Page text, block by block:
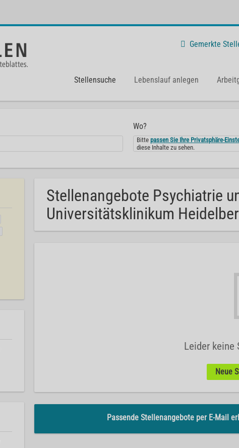
Gemerkte
Stellensuche Lebenslauf anlegen
Wo?
Bittepassen Sie Ihre Privatsphäre-
diese Inhalte zu sehen.
Stellenangebote Psychiatrie
Universitätsklinikum
Leider keine
Neue
Passende Stellenangebote per E-Mail